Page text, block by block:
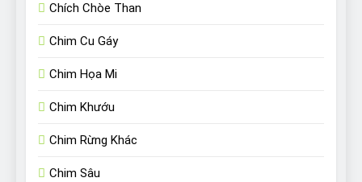
Chích Chòe Than
Chim Cu Gáy
Chim Họa Mi
Chim Khướu
Chim Rừng Khác
Chim Sâu